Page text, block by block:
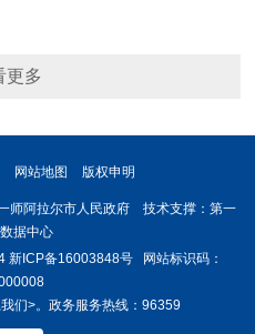
更多
网站地图 版权申明
师阿拉尔市人民政府 技术支撑：第一
据中心
新ICP备16003848号网站标识码：
们>。政务服务热线：96359